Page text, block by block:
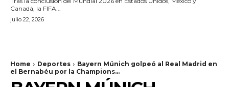
Canadá, la FIFA...
julio 22, 2026